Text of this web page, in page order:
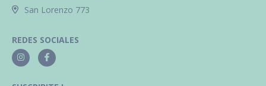
San Lorenzo 773
REDES SOCIALES